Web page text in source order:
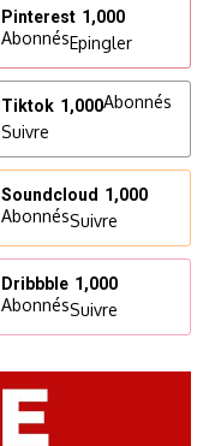
Pinterest 1,000
AbonnésEpingler
Tiktok 1,000Abonnés
Suivre
Soundcloud 1,000
AbonnésSuivre
Dribbble 1,000
AbonnésSuivre